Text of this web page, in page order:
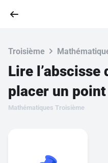
Parcourir
Troisième
Lire l’abscisse
placer un point
Mathématiques Troisième